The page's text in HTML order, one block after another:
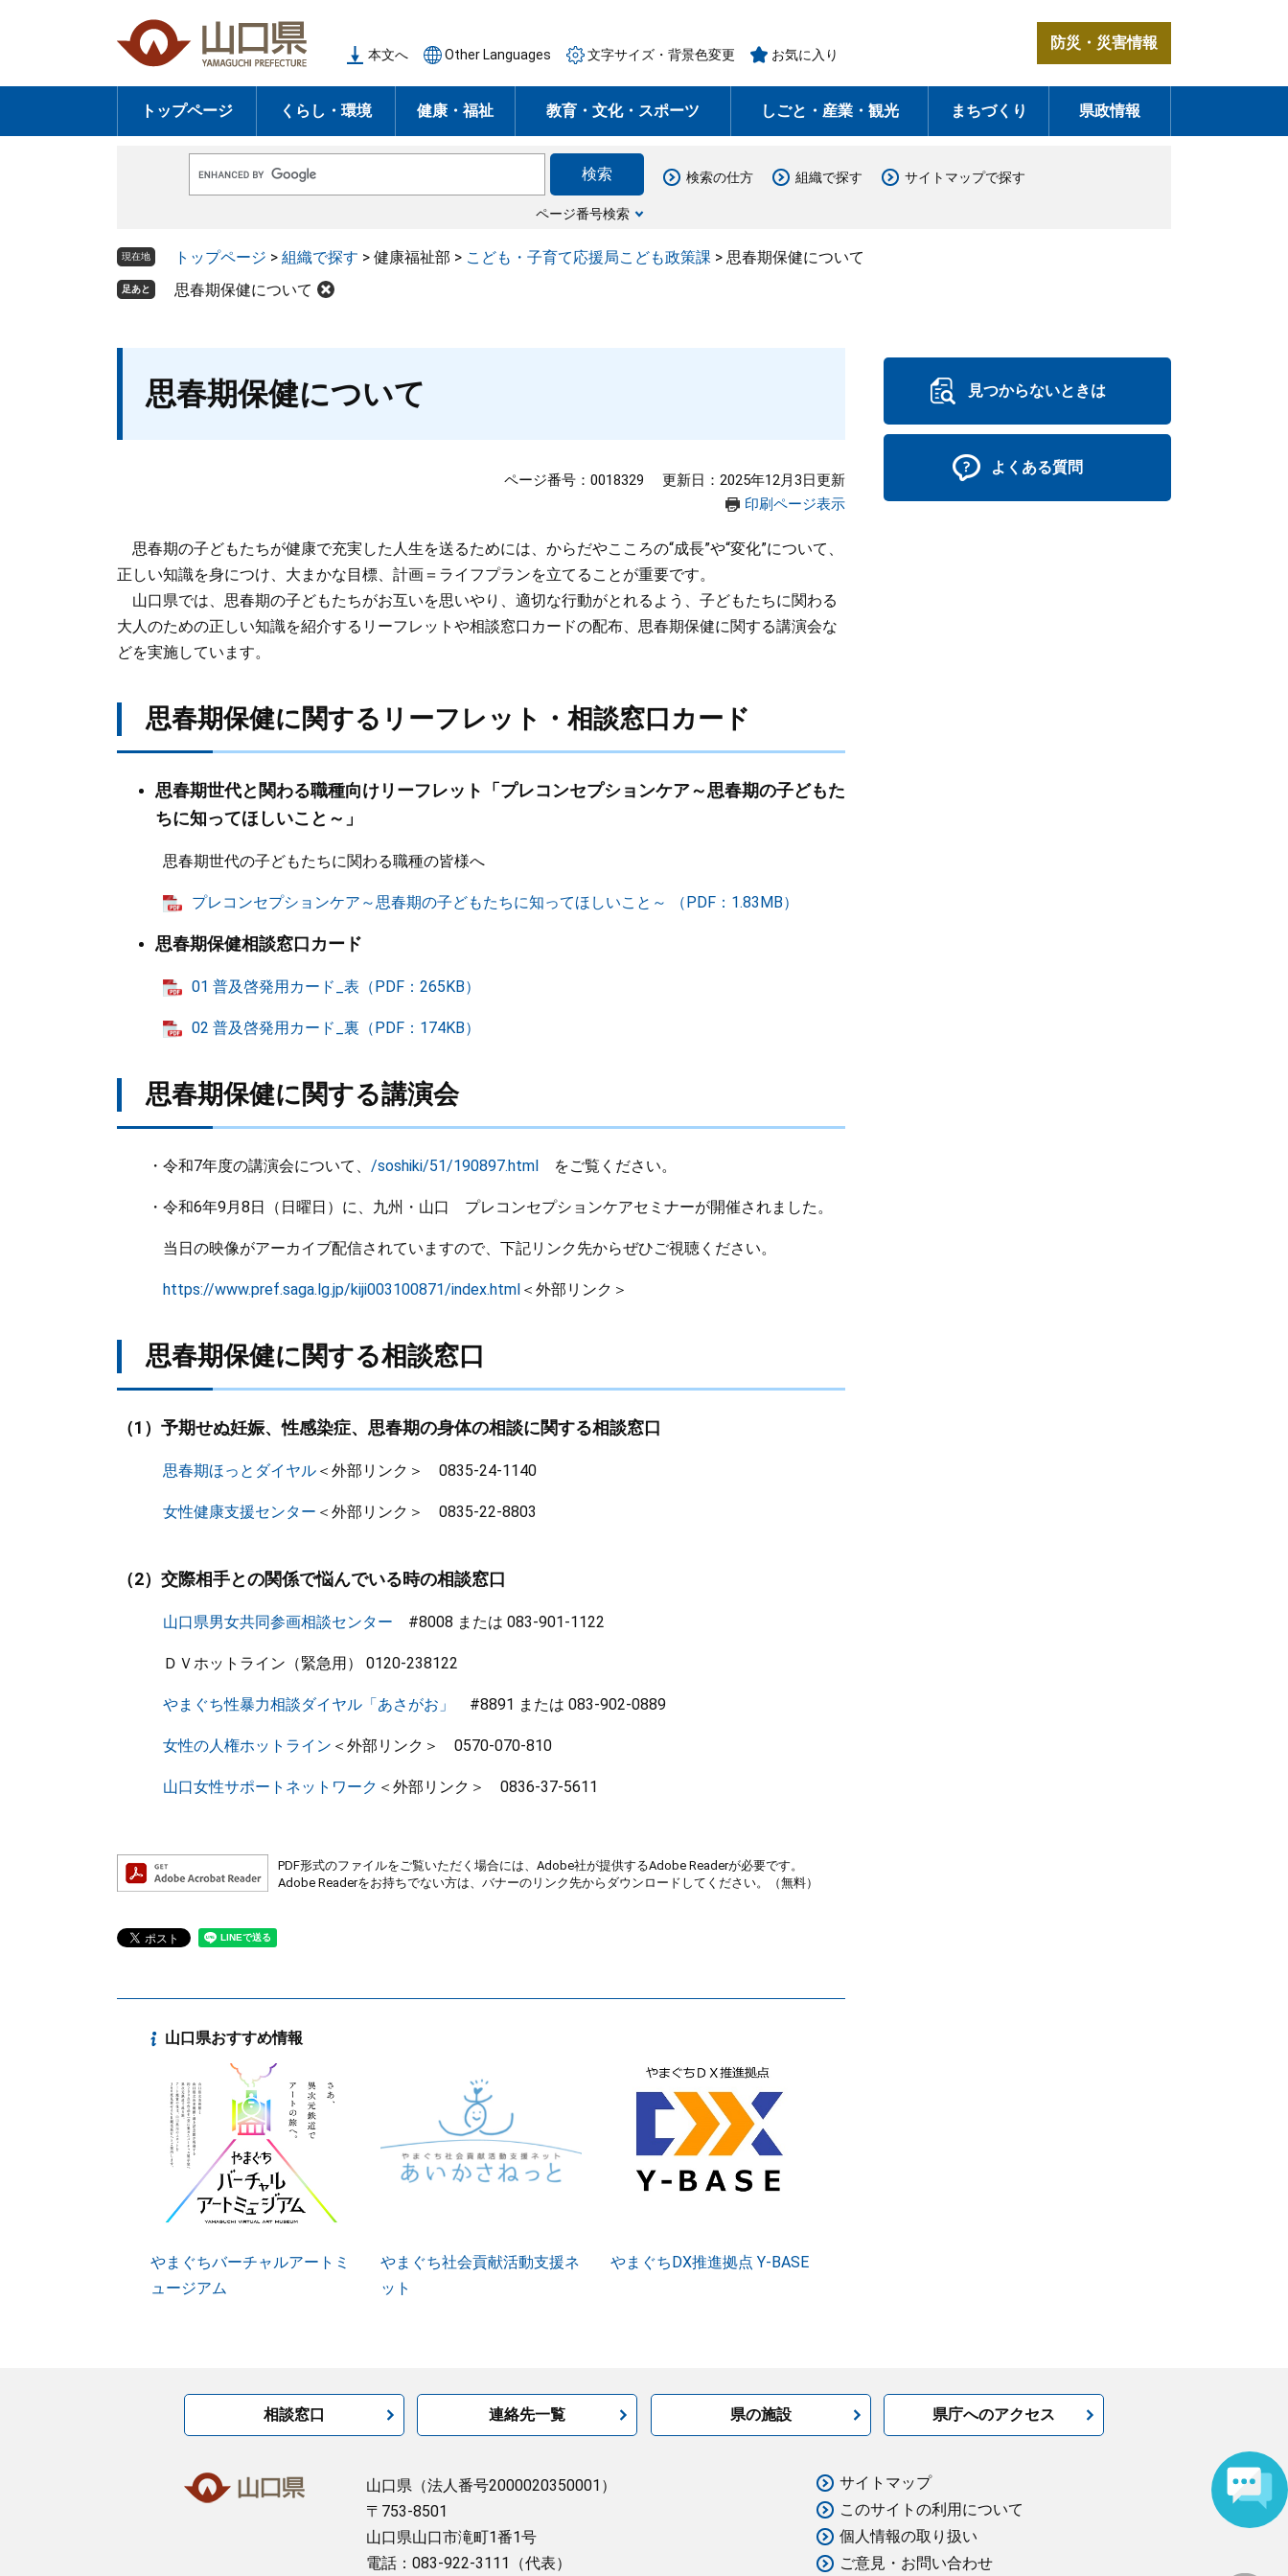
の
頭
ー
飛
本文へ Other Languages 文字サイズ・背景色変更 お気に入り
防災・災害情報
トップページ くらし・環境 健康・福祉 教育・文化・スポーツ しごと・産業・観光 まちづくり 県政情報
o
e
ス
ページ番号検索
検索の仕方 組織で探す サイトマップで探す
現在地 トップページ > 組織で探す > 健康福祉部 > こども・子育て応援局こども政策課 > 思春期保健について
足あと 思春期保健について
思春期保健について
ページ番号：0018329
更新日：2025年12月3日更新
印刷ページ表示
思春期の子どもたちが健康で充実した人生を送るためには、からだやこころの“成長”や“変化”について、
正しい知識を身につけ、大まかな目標、計画＝ライフプランを立てることが重要です。
山口県では、思春期の子どもたちがお互いを思いやり、適切な行動がとれるよう、子どもたちに関わる
大人のための正しい知識を紹介するリーフレットや相談窓口カードの配布、思春期保健に関する講演会な
どを実施しています。
思春期保健に関するリーフレット・相談窓口カード
思春期世代と関わる職種向けリーフレット「プレコンセプションケア～思春期の子どもた
ちに知ってほしいこと～」
思春期世代の子どもたちに関わる職種の皆様へ
プレコンセプションケア～思春期の子どもたちに知ってほしいこと～ （PDF：1.83MB）
思春期保健相談窓口カード
01 普及啓発用カード_表（PDF：265KB）
02 普及啓発用カード_裏（PDF：174KB）
思春期保健に関する講演会
・令和7年度の講演会について、 /soshiki/51/190897.html をご覧ください。
・令和6年9月8日（日曜日）に、九州・山口 プレコンセプションケアセミナーが開催されました。
当日の映像がアーカイブ配信されていますので、下記リンク先からぜひご視聴ください。
https://www.pref.saga.lg.jp/kiji003100871/index.html ＜外部リンク＞
​思春期保健に関する相談窓口
（1）予期せぬ妊娠、性感染症、思春期の身体の相談に関する相談窓口
思春期ほっとダイヤル ＜外部リンク＞ 0835-24-1140
女性健康支援センター ＜外部リンク＞ 0835-22-8803
（2）交際相手との関係で悩んでいる時の相談窓口
山口県男女共同参画相談センター #8008 または 083-901-1122
ＤＶホットライン（緊急用） 0120-238122
やまぐち性暴力相談ダイヤル「あさがお」 #8891 または 083-902-0889
女性の人権ホットライン ＜外部リンク＞ 0570-070-810
山口女性サポートネットワーク ＜外部リンク＞ 0836-37-5611
PDF形式のファイルをご覧いただく場合には、Adobe社が提供するAdobe Readerが必要です。
Adobe Readerをお持ちでない方は、バナーのリンク先からダウンロードしてください。（無料）
山口県おすすめ情報
やまぐちバーチャルアートミ
ュージアム
やまぐち社会貢献活動支援ネ
ット
やまぐちDX推進拠点 Y-BASE
見つからないときは
よくある質問
相談窓口 連絡先一覧 県の施設 県庁へのアクセス
山口県 （法人番号2000020350001）
〒753-8501
山口県山口市滝町1番1号
電話：083-922-3111（代表）
サイトマップ
このサイトの利用について
個人情報の取り扱い
ご意見・お問い合わせ